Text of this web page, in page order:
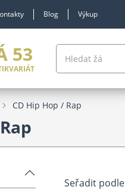
Blog Výkup
53
CD Hip Hop / Rap
Seřadit podle